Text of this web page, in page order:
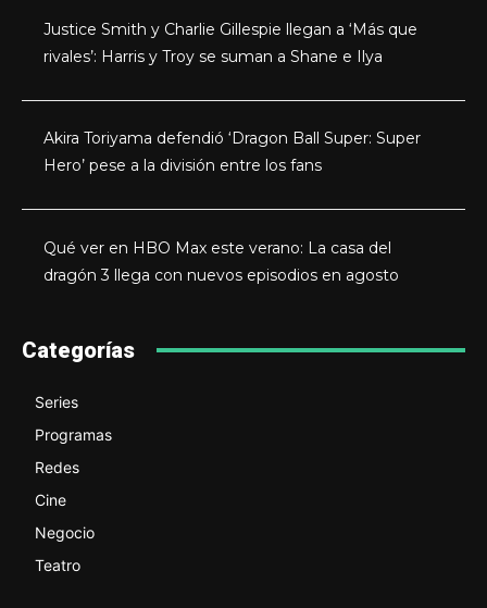
Justice Smith y Charlie Gillespie llegan a ‘Más que
rivales’: Harris y Troy se suman a Shane e Ilya
Akira Toriyama defendió ‘Dragon Ball Super: Super
Hero’ pese a la división entre los fans
Qué ver en HBO Max este verano: La casa del
dragón 3 llega con nuevos episodios en agosto
Categorías
Series
Programas
Redes
Cine
Negocio
Teatro